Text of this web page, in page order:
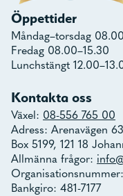
Öppettider
Måndag–torsdag
Fredag 08.00–15.30
Lunchstängt
Kontakta oss
Växel: 08-556 765 00
Adress: Arenavägen
Box 5199, 121 18
Allmänna frågor:
Bankgiro: 481-7177